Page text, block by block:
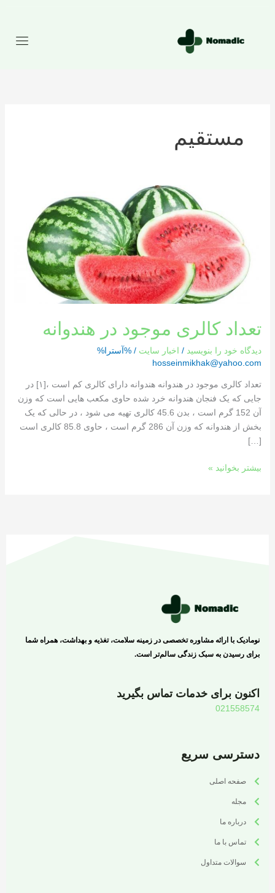
مستقیم
تعداد کالری موجود در هندوانه
دیدگاه‌ خود را بنویسید / اخبار سایت / %آسترا%
hosseinmikhak@yahoo.com
تعداد کالری موجود در هندوانه هندوانه دارای کالری کم است ،[١] در
جایی که یک فنجان هندوانه خرد شده حاوی مکعب هایی است که وزن
آن 152 گرم است ، بدن 45.6 کالری تهیه می شود ، در حالی که یک
بخش از هندوانه که وزن آن 286 گرم است ، حاوی 85.8 کالری است
[…]
هندوانه
بیشتر بخوانید »
نومادیک با ارائه مشاوره تخصصی در زمینه سلامت، تغذیه و بهداشت، همراه شما
برای رسیدن به سبک زندگی سالم‌تر است.
اکنون برای خدمات تماس بگیرید
021558574
دسترسی سریع
صفحه اصلی
مجله
درباره ما
تماس با ما
سوالات متداول